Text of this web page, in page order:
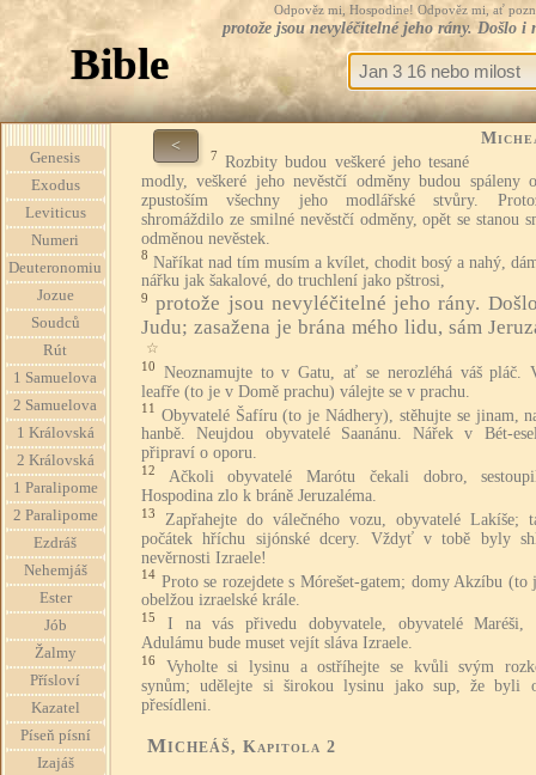
Odpověz mi, Hospodine! Odpověz mi, ať
protože jsou nevyléčitelné jeho rány. Došlo
Bible
Genesis
Exodus
Leviticus
Numeri
Deuteronomiu
Jozue
Soudců
Rút
1 Samuelova
2 Samuelova
1 Královská
2 Královská
1 Paralipome
2 Paralipome
Ezdráš
Nehemjáš
Ester
Jób
Žalmy
Přísloví
Kazatel
Píseň písní
Izajáš
<
7
Rozbity budou veškeré jeho tesané
modly, veškeré jeho nevěstčí odměny budou spáleny
zpustoším všechny jeho modlářské stvůry.
shromáždilo ze smilné nevěstčí odměny, opět se stanou
odměnou nevěstek.
8 Naříkat nad tím musím a kvílet, chodit bosý a nahý,
nářku jak šakalové, do truchlení jako pštrosi,
9
protože jsou nevyléčitelné jeho rány.
Judu; zasažena je brána mého lidu, sám
☆
10
Neoznamujte to v Gatu, ať se nerozléhá váš pláč.
leafře (to je v Domě prachu) válejte se v prachu.
11 Obyvatelé Šafíru (to je Nádhery), stěhujte se jinam,
hanbě. Neujdou obyvatelé Saanánu. Nářek v Bét-
připraví o oporu.
12
Ačkoli obyvatelé Marótu čekali dobro,
Hospodina zlo k bráně Jeruzaléma.
13
Zapřahejte do válečného vozu, obyvatelé Lakíše;
počátek hříchu sijónské dcery. Vždyť v tobě byly
nevěrnosti Izraele!
14 Proto se rozejdete s Mórešet-gatem; domy Akzíbu
obelžou izraelské krále.
15
I na vás přivedu dobyvatele, obyvatelé Maréši,
Adulámu bude muset vejít sláva Izraele.
16
Vyholte si lysinu a ostříhejte se kvůli svým
synům; udělejte si širokou lysinu jako sup, že byli
přesídleni.
Micheáš, Kapitola 2